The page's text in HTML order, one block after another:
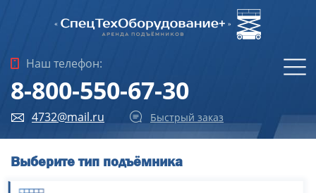
Наш телефон:
8-800-550-67-30
4732@mail.ru Быстрый заказ
Выберите тип подъёмника